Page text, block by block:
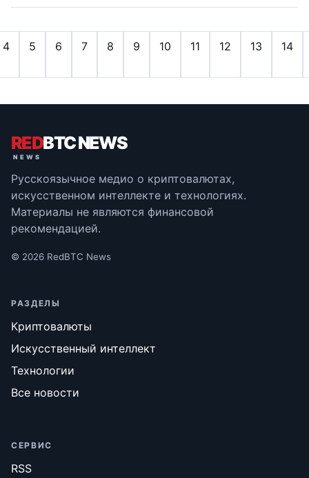
4 5 6 7 8 9 10 11 12 13 14
REDBTC NEWS
Русскоязычное медио о криптовалютах,
искусственном интеллекте и технологиях.
Материалы не являются финансовой
рекомендацией.
© 2026 RedBTC News
РАЗДЕЛЫ
Криптовалюты
Искусственный интеллект
Технологии
Все новости
СЕРВИС
RSS